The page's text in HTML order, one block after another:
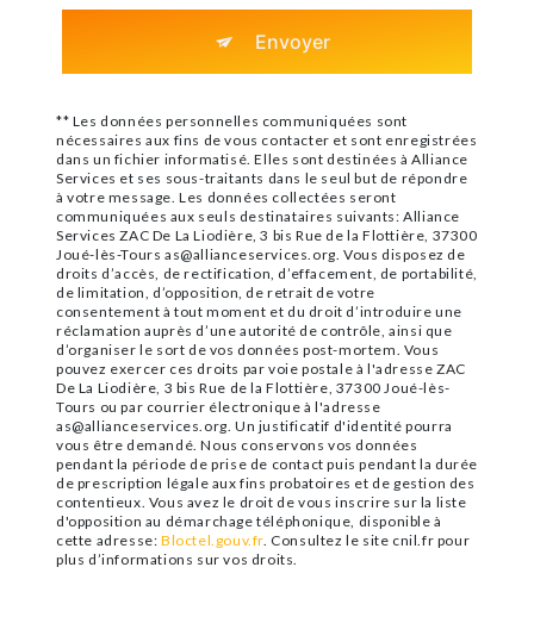
Envoyer
** Les données personnelles communiquées sont
nécessaires aux fins de vous contacter et sont enregistrées
dans un fichier informatisé. Elles sont destinées à Alliance
Services et ses sous-traitants dans le seul but de répondre
à votre message. Les données collectées seront
communiquées aux seuls destinataires suivants: Alliance
Services ZAC De La Liodière, 3 bis Rue de la Flottière, 37300
Joué-lès-Tours as@allianceservices.org. Vous disposez de
droits d’accès, de rectification, d’effacement, de portabilité,
de limitation, d’opposition, de retrait de votre
consentement à tout moment et du droit d’introduire une
réclamation auprès d’une autorité de contrôle, ainsi que
d’organiser le sort de vos données post-mortem. Vous
pouvez exercer ces droits par voie postale à l'adresse ZAC
De La Liodière, 3 bis Rue de la Flottière, 37300 Joué-lès-
Tours ou par courrier électronique à l'adresse
as@allianceservices.org. Un justificatif d'identité pourra
vous être demandé. Nous conservons vos données
pendant la période de prise de contact puis pendant la durée
de prescription légale aux fins probatoires et de gestion des
contentieux. Vous avez le droit de vous inscrire sur la liste
d'opposition au démarchage téléphonique, disponible à
cette adresse: Bloctel.gouv.fr . Consultez le site cnil.fr pour
plus d’informations sur vos droits.